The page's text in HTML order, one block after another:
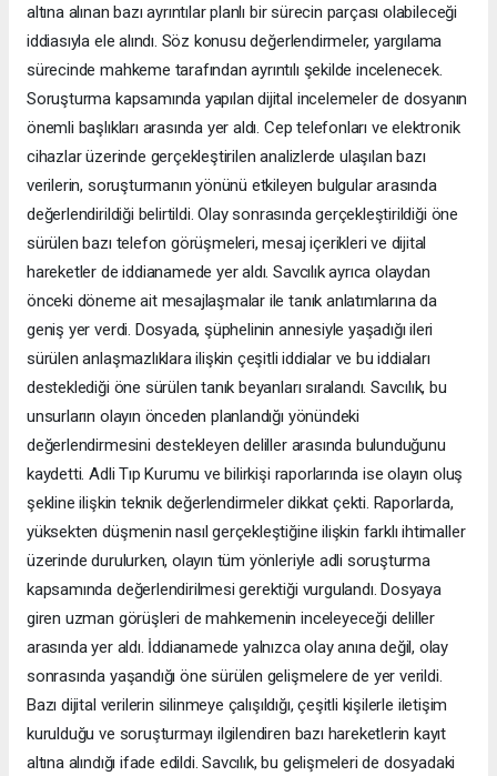
altına alınan bazı ayrıntılar planlı bir sürecin parçası olabileceği
iddiasıyla ele alındı. Söz konusu değerlendirmeler, yargılama
sürecinde mahkeme tarafından ayrıntılı şekilde incelenecek.
Soruşturma kapsamında yapılan dijital incelemeler de dosyanın
önemli başlıkları arasında yer aldı. Cep telefonları ve elektronik
cihazlar üzerinde gerçekleştirilen analizlerde ulaşılan bazı
verilerin, soruşturmanın yönünü etkileyen bulgular arasında
değerlendirildiği belirtildi. Olay sonrasında gerçekleştirildiği öne
sürülen bazı telefon görüşmeleri, mesaj içerikleri ve dijital
hareketler de iddianamede yer aldı. Savcılık ayrıca olaydan
önceki döneme ait mesajlaşmalar ile tanık anlatımlarına da
geniş yer verdi. Dosyada, şüphelinin annesiyle yaşadığı ileri
sürülen anlaşmazlıklara ilişkin çeşitli iddialar ve bu iddiaları
desteklediği öne sürülen tanık beyanları sıralandı. Savcılık, bu
unsurların olayın önceden planlandığı yönündeki
değerlendirmesini destekleyen deliller arasında bulunduğunu
kaydetti. Adli Tıp Kurumu ve bilirkişi raporlarında ise olayın oluş
şekline ilişkin teknik değerlendirmeler dikkat çekti. Raporlarda,
yüksekten düşmenin nasıl gerçekleştiğine ilişkin farklı ihtimaller
üzerinde durulurken, olayın tüm yönleriyle adli soruşturma
kapsamında değerlendirilmesi gerektiği vurgulandı. Dosyaya
giren uzman görüşleri de mahkemenin inceleyeceği deliller
arasında yer aldı. İddianamede yalnızca olay anına değil, olay
sonrasında yaşandığı öne sürülen gelişmelere de yer verildi.
Bazı dijital verilerin silinmeye çalışıldığı, çeşitli kişilerle iletişim
kurulduğu ve soruşturmayı ilgilendiren bazı hareketlerin kayıt
altına alındığı ifade edildi. Savcılık, bu gelişmeleri de dosyadaki